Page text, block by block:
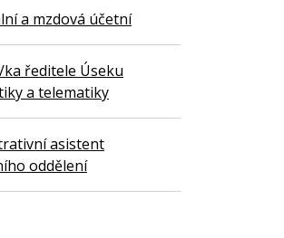
a mzdová účetní
ředitele Úseku
a telematiky
asistent
oddělení